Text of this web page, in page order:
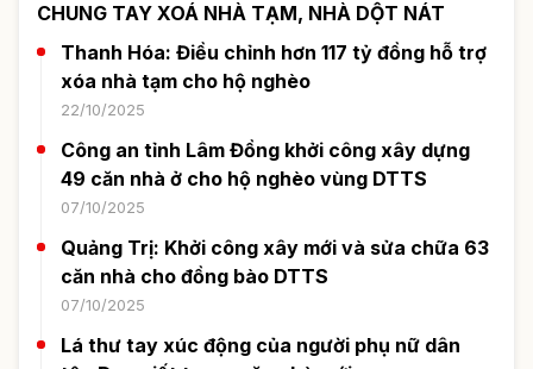
CHUNG TAY XOÁ NHÀ TẠM, NHÀ DỘT NÁT
Thanh Hóa: Điều chỉnh hơn 117 tỷ đồng hỗ trợ
xóa nhà tạm cho hộ nghèo
22/10/2025
Công an tỉnh Lâm Đồng khởi công xây dựng
49 căn nhà ở cho hộ nghèo vùng DTTS
07/10/2025
Quảng Trị: Khởi công xây mới và sửa chữa 63
căn nhà cho đồng bào DTTS
07/10/2025
Lá thư tay xúc động của người phụ nữ dân